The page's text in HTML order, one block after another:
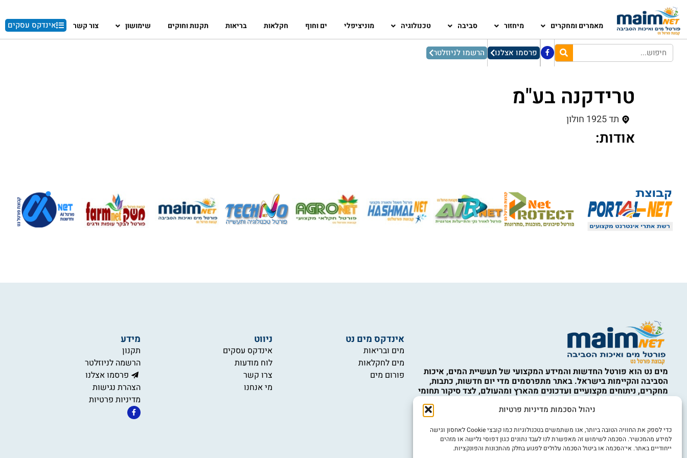
ניהול הסכמות מדיניות פרטיות
כדי לספק את החוויה הטובה ביותר, אנו משתמשים בטכנולוגיות כמו קובצי Cookie לאחסון וגישה
למידע מהמכשיר. הסכמה לשימוש זה מאפשרת לנו לעבד נתונים כגון דפוסי גלישה או מזהים
ייחודיים באתר. אי־הסכמה או ביטול הסכמה עלולים לפגוע בחלק מהתכונות והפונקציות.
מאמרים ומחקרים מיחזור סביבה טכנולוגיה מוניציפלי ים וחוף חקלאות בריאות תקנות וחוקים שימושון צור קשר אינדקס עסקים
פרסמו אצלנו הרשמו לניוזלטר
טרידקנה בע"מ
תד 1925 חולון
אודות:
מים נט הוא פורטל החדשות והמידע המקצועי של תעשיית המים, איכות
הסביבה והקיימות בישראל. באתר מתפרסמים מדי יום חדשות, כתבות,
מחקרים, ניתוחים מקצועיים ועדכונים מהארץ ומהעולם, לצד סיקור תחומי
המים, ההתפלה, תשתיות מים וביוב, השבת קולחין, השקיה, איכות המים,
איכות הסביבה, מחזור, טיפול בפסולת, קיימות, כלכלה מעגלית, טכנולוגיות
מהווים ייעוץ מקצועי, הנדסי, סביבתי, משפטי או אחר. השימוש במידע
הוא באחריות המשתמש ובכפוף לתקנון האתר ולמדיניות הפרטיות.
אינדקס מים נט
מים ובריאות
מים לחקלאות
פורום מים
ניווט
אינדקס עסקים
לוח מודעות
צרו קשר
מי אנחנו
מידע
תקנון
הרשמה לניוזלטר
פרסמו אצלנו
הצהרת נגישות
מדיניות פרטיות